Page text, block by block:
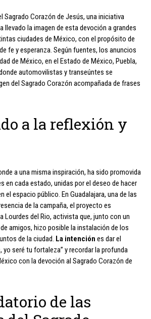
Sagrado Corazón de Jesús, una iniciativa
llevado la imagen de esta devoción a grandes
ciudades de México, con el propósito de
fe y esperanza. Según fuentes, los anuncios
de México, en el Estado de México, Puebla,
automovilistas y transeúntes se
del Sagrado Corazón acompañada de frases
a la reflexión y
a una misma inspiración, ha sido promovida
en cada estado, unidas por el deseo de hacer
el espacio público. En Guadalajara, una de las
de la campaña, el proyecto es
Lourdes del Rio, activista que, junto con un
amigos, hizo posible la instalación de los
de la ciudad. La intención es dar el
yo seré tu fortaleza” y recordar la profunda
con la devoción al Sagrado Corazón de
de las